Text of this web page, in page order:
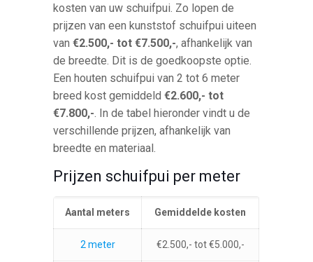
kosten van uw schuifpui. Zo lopen de
prijzen van een kunststof schuifpui uiteen
van€2.500,- tot €7.500,-, afhankelijk van
de breedte. Dit is de goedkoopste optie.
Een houten schuifpui van 2 tot 6 meter
breed kost gemiddeld€2.600,- tot
€7.800,- . In de tabel hieronder vindt u de
verschillende prijzen, afhankelijk van
breedte en materiaal.
Prijzen schuifpui per meter
Aantal meters Gemiddelde kosten
2 meter €2.500,- tot €5.000,-